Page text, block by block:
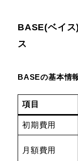
BASE(ベイ
ス
BASEの基本情
項目
初期費用
月額費用